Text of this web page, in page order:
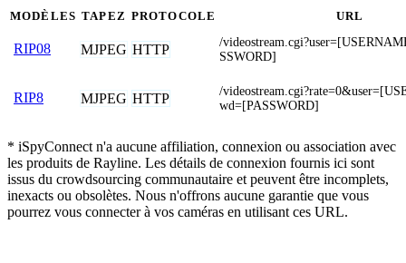
MODÈLES TAPEZ PROTOCOLE URL
RIP08 MJPEG HTTP
/
SSWORD]
RIP8 MJPEG HTTP
/
wd=[PASSWORD]
* iSpyConnect n'a aucune affiliation, connexion ou association avec
les produits de Rayline. Les détails de connexion fournis ici sont
issus du crowdsourcing communautaire et peuvent être incomplets,
inexacts ou obsolètes. Nous n'offrons aucune garantie que vous
pourrez vous connecter à vos caméras en utilisant ces URL.